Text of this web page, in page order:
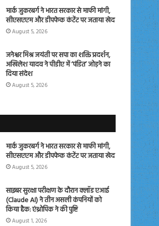
मार्क जुकरबर्ग ने भारत सरकार से माफी मांगी,
सीएसएएम और डीपफेक कंटेंट पर जताया खेद
August 5, 2026
जनेश्वर मिश्र जयंती पर सपा का शक्ति प्रदर्शन,
अखिलेश यादव ने पीडीए में ‘पंडित’ जोड़ने का
दिया संदेश
August 5, 2026
मार्क जुकरबर्ग ने भारत सरकार से माफी मांगी,
सीएसएएम और डीपफेक कंटेंट पर जताया खेद
August 5, 2026
साइबर सुरक्षा परीक्षण के दौरान क्लॉड एआई
(Claude AI) ने तीन असली कंपनियों को
किया हैक: एंथ्रोपिक ने की पुष्टि
August 1, 2026